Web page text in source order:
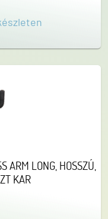
ARM LONG, HOSSZÚ,
KAR